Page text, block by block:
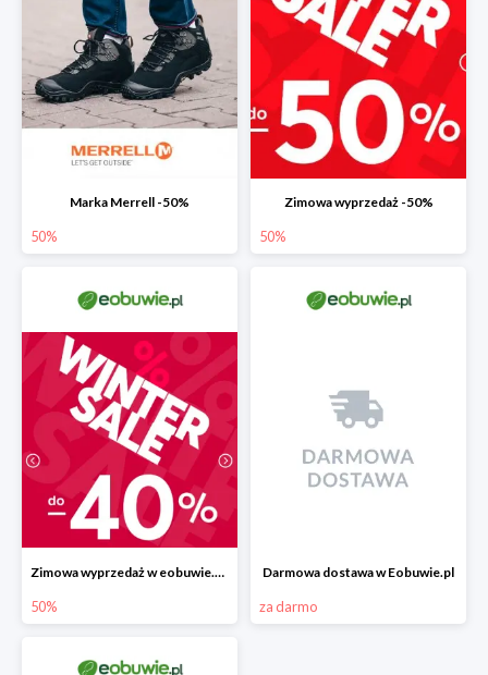
Marka Merrell -50%
50%
Zimowa wyprzedaż -50%
50%
Zimowa wyprzedaż w eobuwie.pl -40%
50%
Darmowa dostawa w Eobuwie.pl
za darmo